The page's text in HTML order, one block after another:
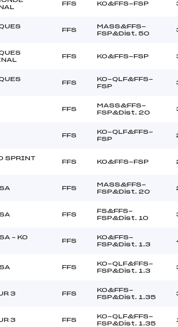
FFS KO&FFS-FSP
FFS
MASS&FFS-
FSP&Dist. 50
FFS KO&FFS-FSP
FFS
KO-QLF&FFS-
FSP
FFS
MASS&FFS-
FSP&Dist. 20
FFS
KO-QLF&FFS-
FSP
SPRINT
FFS KO&FFS-FSP
FFS
MASS&FFS-
FSP&Dist. 20
FFS
FS&FFS-
FSP&Dist. 10
– KO
FFS
KO&FFS-
FSP&Dist. 1.3
FFS
KO-QLF&FFS-
FSP&Dist. 1.3
3 FFS
KO&FFS-
FSP&Dist. 1.35
3 FFS
KO-QLF&FFS-
FSP&Dist. 1.35